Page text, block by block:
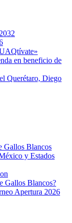
en beneficio de
Querétaro, Diego
Gallos Blancos
y Estados
Gallos Blancos?
Apertura 2026